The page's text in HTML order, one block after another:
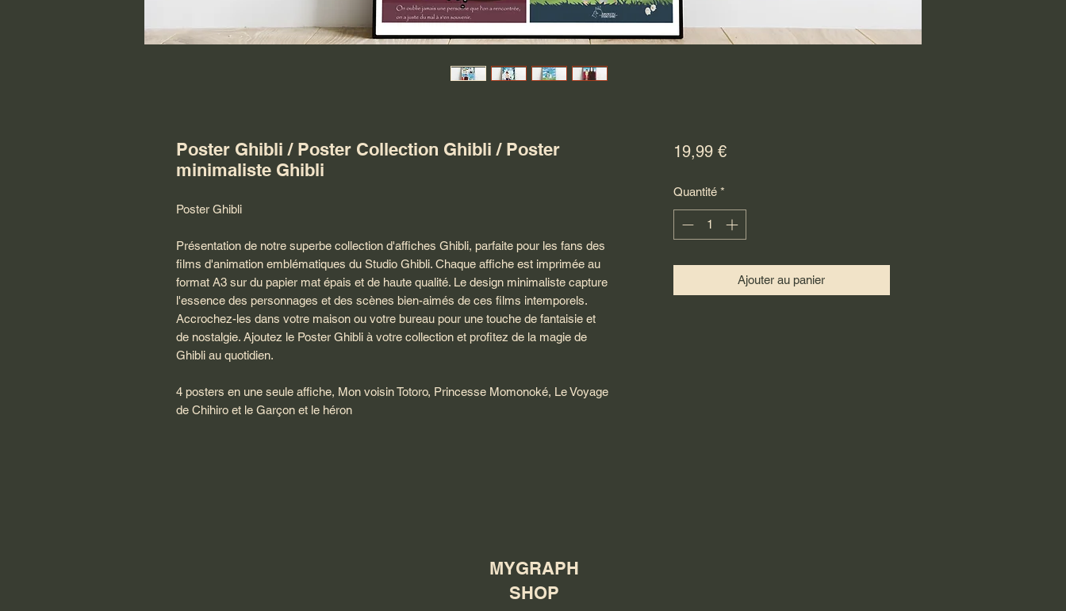
Poster Ghibli / Poster Collection Ghibli / Poster
minimaliste Ghibli
Poster Ghibli
Présentation de notre superbe collection d'affiches Ghibli, parfaite pour les fans des
films d'animation emblématiques du Studio Ghibli. Chaque affiche est imprimée au
format A3 sur du papier mat épais et de haute qualité. Le design minimaliste capture
l'essence des personnages et des scènes bien-aimés de ces films intemporels.
Accrochez-les dans votre maison ou votre bureau pour une touche de fantaisie et
de nostalgie. Ajoutez le Poster Ghibli à votre collection et profitez de la magie de
Ghibli au quotidien.
4 posters en une seule affiche, Mon voisin Totoro, Princesse Momonoké, Le Voyage
de Chihiro et le Garçon et le héron
19,99 €Prix
Quantité *
Ajouter au panier
MYGRAPH
SHOP